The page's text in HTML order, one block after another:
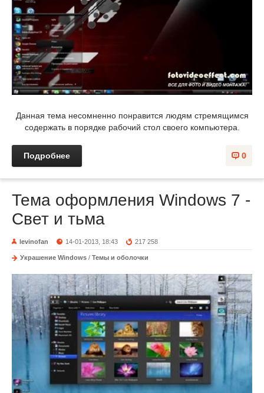
Данная тема несомненно понравится людям стремящимся
содержать в порядке рабочий стол своего компьютера.
0
Подробнее
Тема оформления Windows 7 -
Свет и тьма
levinofan 14-01-2013, 18:43 217 258
Украшение Windows / Темы и оболочки